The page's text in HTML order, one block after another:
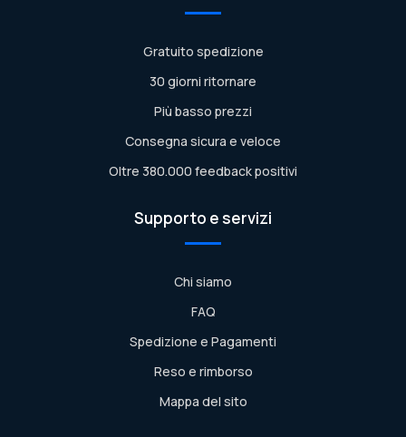
Gratuito spedizione
30 giorni ritornare
Più basso prezzi
Consegna sicura e veloce
Oltre 380.000 feedback positivi
Supporto e servizi
Chi siamo
FAQ
Spedizione e Pagamenti
Reso e rimborso
Mappa del sito